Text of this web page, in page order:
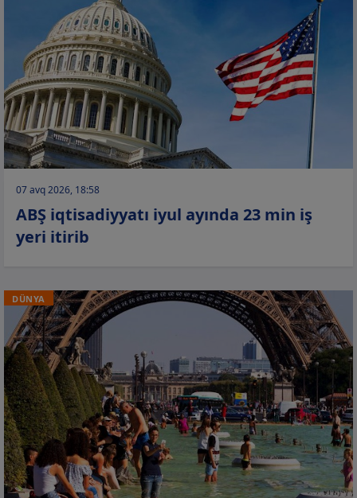
07 avq 2026, 18:58
ABŞ iqtisadiyyatı iyul ayında 23 min iş
yeri itirib
DÜNYA